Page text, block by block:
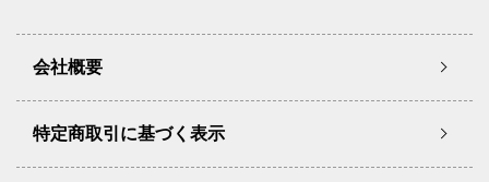
会社概要
特定商取引に基づく表示